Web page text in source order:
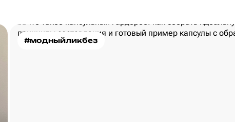
#модныйликбез